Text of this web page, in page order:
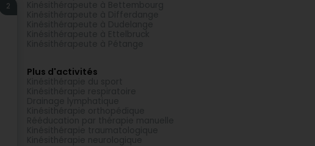
2
Plus d'activités